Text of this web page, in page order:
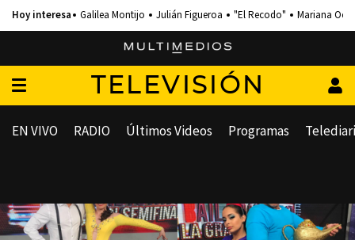
Galilea Montijo Julián Figueroa "El Recodo" Mariana
TELEVISIÓN
EN VIVO RADIO Últimos Videos Programas